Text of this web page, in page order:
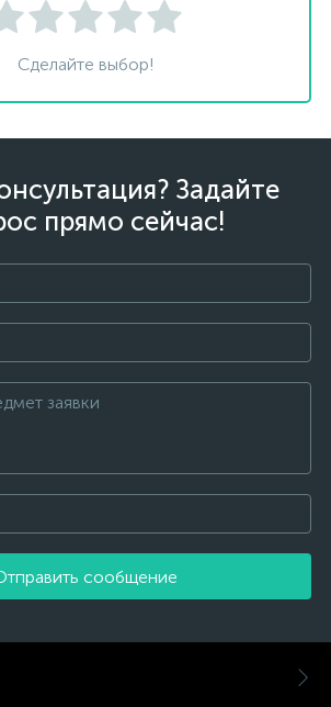
Сделайте выбор!
Задайте
прямо сейчас!
сообщение